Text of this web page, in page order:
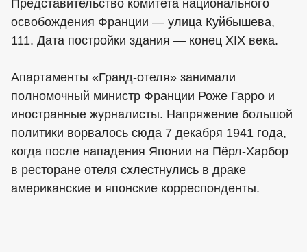
Представительство комитета национального
освобождения Франции — улица Куйбышева,
111. Дата постройки здания — конец XIX века.
Апартаменты «Гранд-отеля» занимали
полномочный министр Франции Роже Гарро и
иностранные журналисты. Напряжение большой
политики ворвалось сюда 7 декабря 1941 года,
когда после нападения Японии на Пёрл-Харбор
в ресторане отеля схлестнулись в драке
американские и японские корреспонденты.